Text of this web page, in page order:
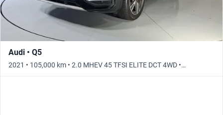
Audi • Q5
2021 • 105,000 km • 2.0 MHEV 45 TFSI ELITE DCT 4WD •
Automático